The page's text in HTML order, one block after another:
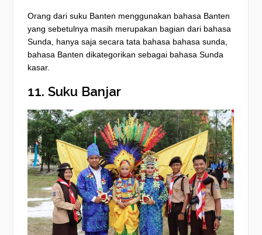
Orang dari suku Banten menggunakan bahasa Banten
yang sebetulnya masih merupakan bagian dari bahasa
Sunda, hanya saja secara tata bahasa bahasa sunda,
bahasa Banten dikategorikan sebagai bahasa Sunda
kasar.
11. Suku Banjar